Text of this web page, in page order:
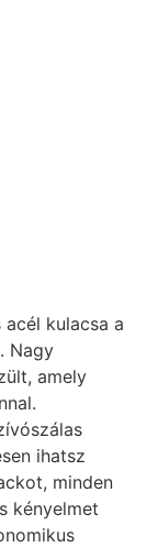
kulacsa a
Nagy
amely
ihatsz
minden
kényelmet